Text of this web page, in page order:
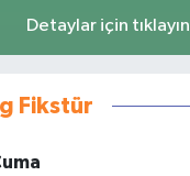
Detaylar için tıklayın
Fikstür